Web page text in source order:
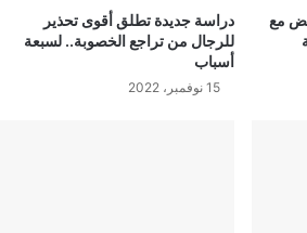
مع
دراسة جديدة تطلق أقوى تحذير
للرجال من تراجع الخصوبة.. لسبعة
أسباب
15 نوفمبر، 2022